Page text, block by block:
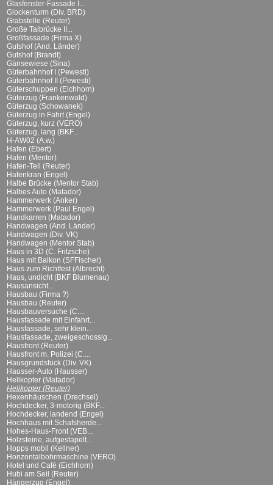
Glasfenster-Fassade I...
Glockenturm (Div. BRD)
Grabstelle (Reuter)
Große Talbrücke II...
Großfassade (Firma X)
Gutshof (And. Länder)
Gutshof (Brandt)
Gänsewiese (Sina)
Güterbahnhof I (Pewesti)
Güterbahnhof II (Pewesti)
Güterschuppen (Eichhorn)
Güterzug (Frankenwald)
Güterzug (Schowanek)
Güterzug in Fahrt (Engel)
Güterzug, kurz (VERO)
Güterzug, lang (BKF...
H-AW02 (A.w.)
Hafen (Ebert)
Hafen (Mentor)
Hafen-Teil (Reuter)
Hafenkran (Engel)
Halbe Brücke (Mentor Stab)
Halbes Auto (Matador)
Hammerwerk (Anker)
Hammerwerk (Paul Engel)
Handkarren (Matador)
Handwagen (And. Länder)
Handwagen (Div. VK)
Handwagen (Mentor Stab)
Haus in 3D (C. Fritzsche)
Haus mit Balkon (SFFischer)
Haus zum Richtfest (Albrecht)
Haus, undicht (BKF Blumenau)
Hausansicht...
Hausbau (Firma ?)
Hausbau (Reuter)
Hausbauversuche (C....
Hausfassade mit Einfahrt...
Hausfassade, sehr klein...
Hausfassade, zweigeschossig...
Hausfront (Reuter)
Hausfront m. Polizei (C....
Hausgrundstück (Div. VK)
Hausser-Auto (Hausser)
Helikopter (Matador)
Helikopter (Reuter)
Hexenhäuschen (Drechsel)
Hochdecker, 3-motorig (BKF...
Hochdecker, landend (Engel)
Hochhaus mit Schafsherde...
Hohes-Haus-Front (VEB...
Holzsteine, aufgestapelt...
Hopps mobil (Kellner)
Horizontalbohrmaschine (VERO)
Hotel und Café (Eichhorn)
Hubi am Seil (Reuter)
Hängerzug (Engel)